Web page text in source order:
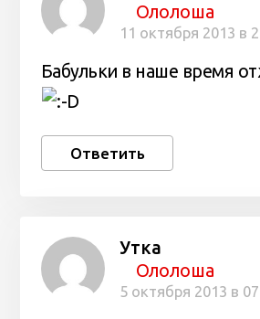
Ололоша
11 октября 2013 в
Бабульки в наше время
Ответить
Утка
Ололоша
5 октября 2013 в